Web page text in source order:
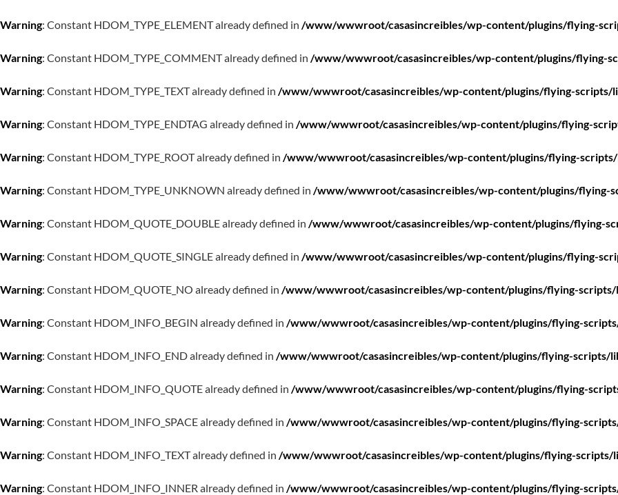
Warning: Constant HDOM_TYPE_ELEMENT already defined in /www/wwwroot/casasincreibles/wp-content/plugins/flying-
Warning: Constant HDOM_TYPE_COMMENT already defined in /www/wwwroot/casasincreibles/wp-content/plugins/flying-
Warning: Constant HDOM_TYPE_TEXT already defined in /www/wwwroot/casasincreibles/wp-content/plugins/flying-scripts/
Warning: Constant HDOM_TYPE_ENDTAG already defined in /www/wwwroot/casasincreibles/wp-content/plugins/flying-
Warning: Constant HDOM_TYPE_ROOT already defined in /www/wwwroot/casasincreibles/wp-content/plugins/flying-
Warning: Constant HDOM_TYPE_UNKNOWN already defined in /www/wwwroot/casasincreibles/wp-content/plugins/flying-
Warning: Constant HDOM_QUOTE_DOUBLE already defined in /www/wwwroot/casasincreibles/wp-content/plugins/flying-
Warning: Constant HDOM_QUOTE_SINGLE already defined in /www/wwwroot/casasincreibles/wp-content/plugins/flying-
Warning: Constant HDOM_QUOTE_NO already defined in /www/wwwroot/casasincreibles/wp-content/plugins/flying-scripts/
Warning: Constant HDOM_INFO_BEGIN already defined in /www/wwwroot/casasincreibles/wp-content/plugins/flying-
Warning: Constant HDOM_INFO_END already defined in /www/wwwroot/casasincreibles/wp-content/plugins/flying-scripts/
Warning: Constant HDOM_INFO_QUOTE already defined in /www/wwwroot/casasincreibles/wp-content/plugins/flying-
Warning: Constant HDOM_INFO_SPACE already defined in /www/wwwroot/casasincreibles/wp-content/plugins/flying-
Warning: Constant HDOM_INFO_TEXT already defined in /www/wwwroot/casasincreibles/wp-content/plugins/flying-scripts/
Warning: Constant HDOM_INFO_INNER already defined in /www/wwwroot/casasincreibles/wp-content/plugins/flying-